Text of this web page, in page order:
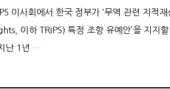
이사회에서 한국 정부가 ‘무역 관련 지적
이하 TRIPS) 특정 조항 유예안’을 지지할
난 1년 …